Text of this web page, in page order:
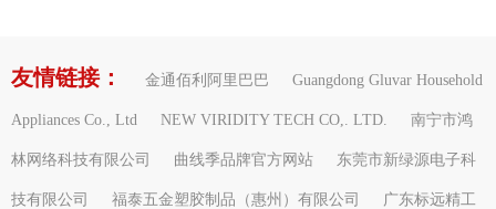
友情链接： 金通佰利阿里巴巴 Guangdong Gluvar Household
Appliances Co., Ltd NEW VIRIDITY TECH CO,. LTD. 南宁市鸿
林网络科技有限公司 曲线季品牌官方网站 东莞市新绿源电子科
技有限公司 福泰五金塑胶制品（惠州）有限公司 广东标远精工